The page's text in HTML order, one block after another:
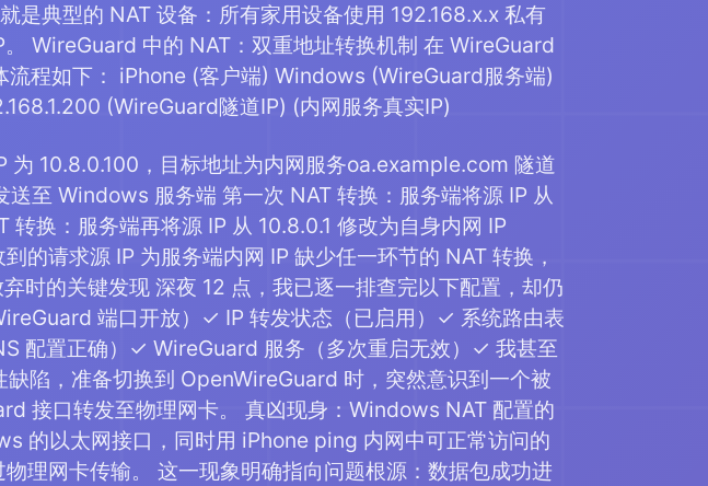
是典型的 NAT 设备：所有家用设备使用 192.168.x.x 私有
。 WireGuard 中的 NAT：双重地址转换机制 在 WireGuard
流程如下： iPhone (客户端) Windows (WireGuard服务端)
(WireGuard隧道IP) (内网服务真实IP)
为 10.8.0.100，目标地址为内网服务oa.example.com 隧道
至 Windows 服务端 第一次 NAT 转换：服务端将源 IP 从
换：服务端再将源 IP 从 10.8.0.1 修改为自身内网 IP
的请求源 IP 为服务端内网 IP 缺少任一环节的 NAT 转换，
时的关键发现 深夜 12 点，我已逐一排查完以下配置，却仍
端口开放）✓ IP 转发状态（已启用）✓ 系统路由表
配置正确）✓ WireGuard 服务（多次重启无效）✓ 我甚至
陷，准备切换到 OpenWireGuard 时，突然意识到一个被
接口转发至物理网卡。 真凶现身：Windows NAT 配置的
的以太网接口，同时用 iPhone ping 内网中可正常访问的
理网卡传输。 这一现象明确指向问题根源：数据包成功进